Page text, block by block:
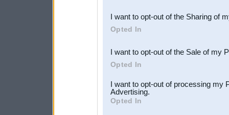
Downstream Participants
third parties.
I want to opt-out of the Sharing of
Opted In
I want to opt-out of the Sale of my
Opted In
I want to opt-out of processing my
Advertising.
Opted In